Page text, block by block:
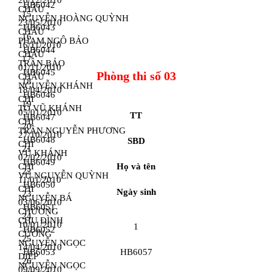
CHÂU
23/05/2010
HB6042
NGUYỄN HOÀNG QUỲNH
CHÂU
16/11/2010
15
HB6043
PHẠM NGÔ BẢO
CHÂU
01/11/2010
16
HB6044
TRẦN BẢO
CHÂU
18/04/2010
17
HB6045
NGUYỄN KHÁNH
CHI
05/01/2010
18
HB6046
TÔ VŨ KHÁNH
CHI
27/10/2010
19
HB6047
TRẦN NGUYỄN PHƯƠNG
CHI
02/02/2010
20
HB6048
VŨ KHÁNH
CHI
11/01/2010
21
HB6049
VŨ NGUYỄN QUỲNH
CHI
03/06/2010
22
HB6050
NGUYỄN BÁ
CHƯƠNG
10/01/2010
23
HB6051
CHU ĐÌNH
CƯỜNG
14/04/2010
24
HB6052
NGUYỄN NGỌC
DIỆP
09/09/2010
25
HB6053
NGUYỄN NGỌC
26
Phòng thi số 03
TT
SBD
Họ và tên
Ngày sinh
1
HB6057